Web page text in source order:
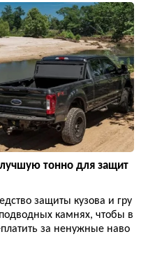
тонно для защит
защиты кузова и гру
камнях, чтобы в
за ненужные наво